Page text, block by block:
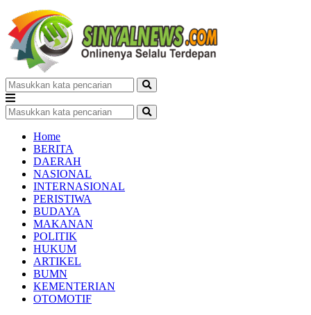
Home
BERITA
DAERAH
NASIONAL
INTERNASIONAL
PERISTIWA
BUDAYA
MAKANAN
POLITIK
HUKUM
ARTIKEL
BUMN
KEMENTERIAN
OTOMOTIF